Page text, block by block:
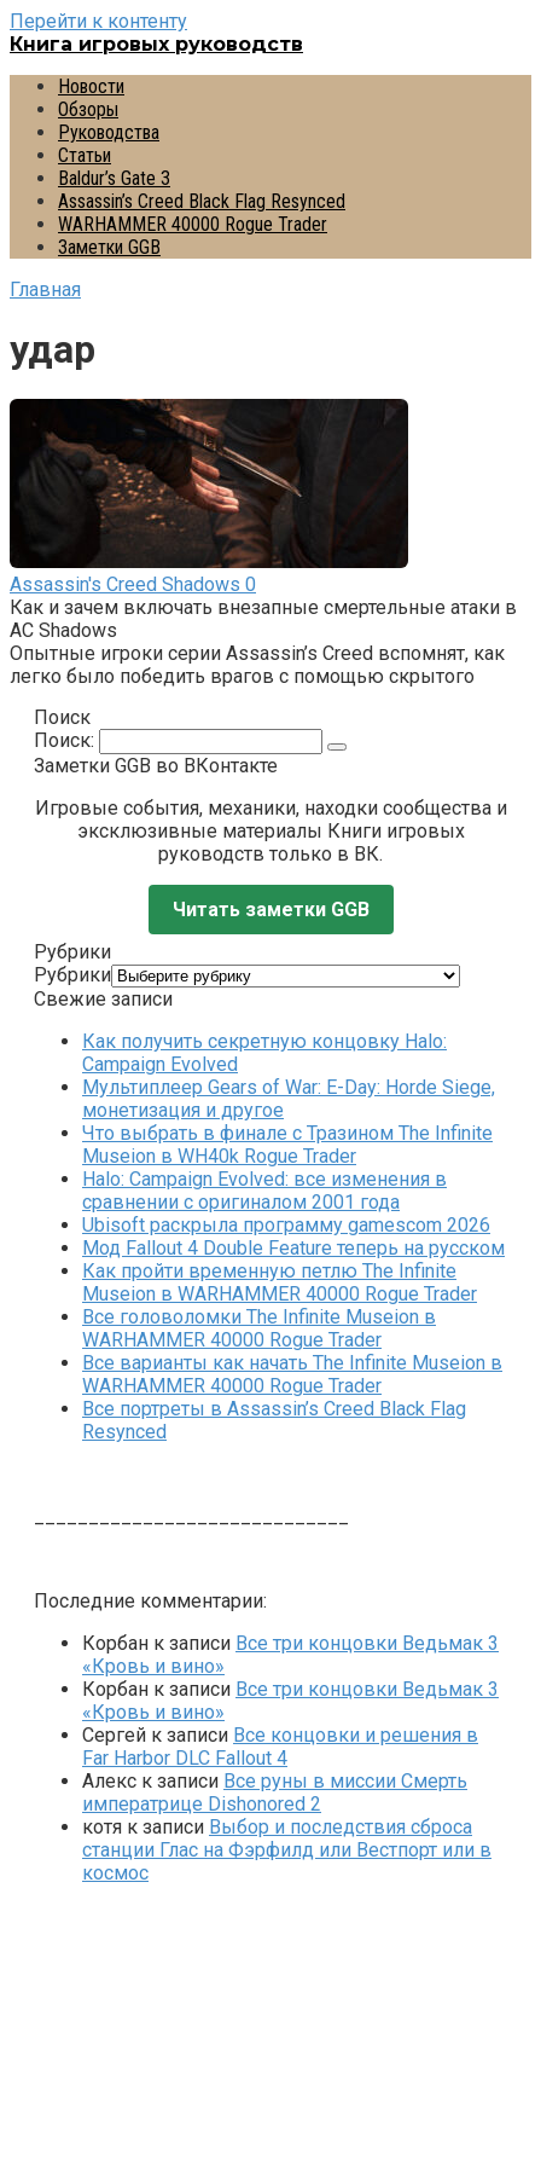
Перейти к контенту
Книга игровых руководств
Новости
Обзоры
Руководства
Статьи
Baldur’s Gate 3
Assassin’s Creed Black Flag Resynced
WARHAMMER 40000 Rogue Trader
Заметки GGB
Главная
удар
Assassin's Creed Shadows 0
Как и зачем включать внезапные смертельные атаки в
AC Shadows
Опытные игроки серии Assassin’s Creed вспомнят, как
легко было победить врагов с помощью скрытого
Поиск
Поиск:
Заметки GGB во ВКонтакте
Игровые события, механики, находки сообщества и
эксклюзивные материалы Книги игровых
руководств только в ВК.
Читать заметки GGB
Рубрики
Рубрики
Свежие записи
Как получить секретную концовку Halo:
Campaign Evolved
Мультиплеер Gears of War: E-Day: Horde Siege,
монетизация и другое
Что выбрать в финале с Тразином The Infinite
Museion в WH40k Rogue Trader
Halo: Campaign Evolved: все изменения в
сравнении с оригиналом 2001 года
Ubisoft раскрыла программу gamescom 2026
Мод Fallout 4 Double Feature теперь на русском
Как пройти временную петлю The Infinite
Museion в WARHAMMER 40000 Rogue Trader
Все головоломки The Infinite Museion в
WARHAMMER 40000 Rogue Trader
Все варианты как начать The Infinite Museion в
WARHAMMER 40000 Rogue Trader
Все портреты в Assassin’s Creed Black Flag
Resynced
Последние комментарии:
Корбан к записи Все три концовки Ведьмак 3
«Кровь и вино»
Корбан к записи Все три концовки Ведьмак 3
«Кровь и вино»
Сергей к записи Все концовки и решения в
Far Harbor DLC Fallout 4
Алекс к записи Все руны в миссии Смерть
императрице Dishonored 2
котя к записи Выбор и последствия сброса
станции Глас на Фэрфилд или Вестпорт или в
космос